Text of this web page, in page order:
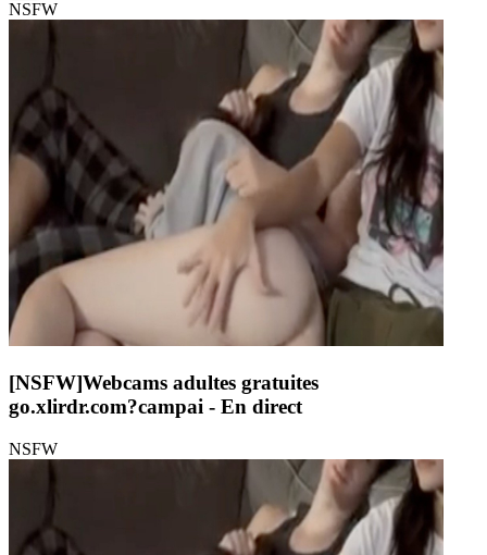
NSFW
[NSFW]Webcams adultes gratuites
go.xlirdr.com?campai - En direct
NSFW